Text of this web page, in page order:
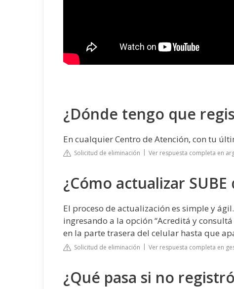
¿Dónde tengo que
En cualquier Centro de Atención, con tu
Solicitud de eliminación Ver respuesta completa en
¿Cómo actualizar SUBE
El proceso de actualización es simple y
ingresando a la opción “Acreditá y
en la parte trasera del celular hasta que
Solicitud de eliminación Ver respuesta completa en
¿Qué pasa si no